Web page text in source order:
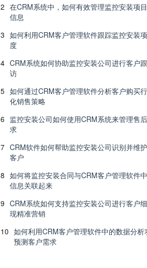
2 在CRM系统中，如何有效管理监控安装项
信息
3 如何利用CRM客户管理软件跟踪监控安装
度
4 CRM系统如何协助监控安装公司进行客户
访
5 如何通过CRM客户管理软件分析客户购买
化销售策略
6 监控安装公司如何使用CRM系统来管理售
求
7 CRM软件如何帮助监控安装公司识别并维
客户
8 如何将监控安装合同与CRM客户管理软件
信息关联起来
9 CRM系统如何支持监控安装公司进行客户
现精准营销
10 如何利用CRM客户管理软件中的数据分析
预测客户需求